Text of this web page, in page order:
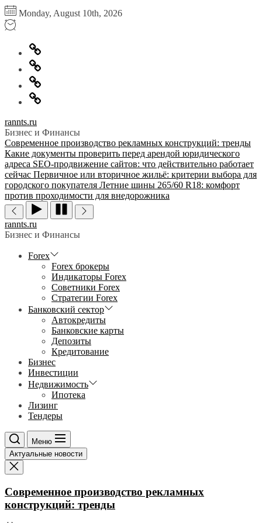
Перейти
к
содержимому
Monday, August 10th, 2026
Главная
Информация
для
правообладателей
Обратная
связь
Политика
конфиденциальности
rannts.ru
Бизнес и Финансы
Современное производство рекламных конструкций: тренды
Какие документы проверить перед арендой юридического
адреса SEO-продвижение сайтов: что действительно работает
сейчас Первичное или вторичное жильё: критерии выбора для
городского покупателя Летние шины 265/60 R18: комфорт
против проходимости для внедорожника
rannts.ru
Бизнес и Финансы
Forex
Forex брокеры
Индикаторы Forex
Советники Forex
Стратегии Forex
Банковский сектор
Автокредиты
Банковские карты
Депозиты
Кредитование
Бизнес
Инвестиции
Недвижимость
Ипотека
Лизинг
Тендеры
Меню
Актуальные новости
Современное производство рекламных
конструкций: тренды